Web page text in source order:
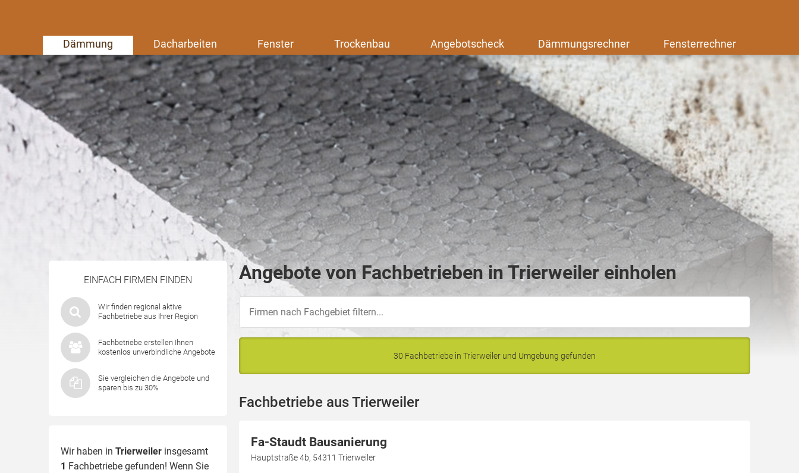
Dämmung Dacharbeiten Fenster Trockenbau Angebotscheck Dämmungsrechner Fensterrechner
EINFACH FIRMEN FINDEN
Wir finden regional aktive
Fachbetriebe aus Ihrer Region
Fachbetriebe erstellen Ihnen
kostenlos unverbindliche Angebote
Sie vergleichen die Angebote und
sparen bis zu 30%
Wir haben in Trierweiler insgesamt
1 Fachbetriebe gefunden! Wenn Sie
Angebote von Fachbetrieben in Trierweiler einholen
30 Fachbetriebe in Trierweiler und Umgebung gefunden
Fachbetriebe aus Trierweiler
Fa-Staudt Bausanierung
Hauptstraße 4b, 54311 Trierweiler